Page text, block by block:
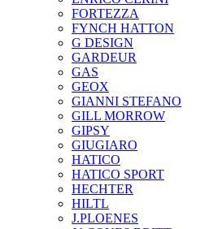
FORTEZZA
FYNCH HATTON
G DESIGN
GARDEUR
GAS
GEOX
GIANNI STEFANO
GILL MORROW
GIPSY
GIUGIARO
HATICO
HATICO SPORT
HECHTER
HILTL
J.PLOENES